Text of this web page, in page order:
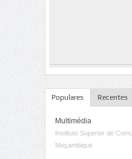
Populares Recentes
Multimédia
Instituto Superior de
Moçambique